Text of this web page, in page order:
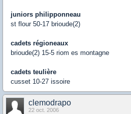
juniors philipponneau
st flour 50-17 brioude(2)
cadets régioneaux
brioude(2) 15-5 riom es montagne
cadets teulière
cusset 10-27 issoire
clemodrapo
22 oct. 2006